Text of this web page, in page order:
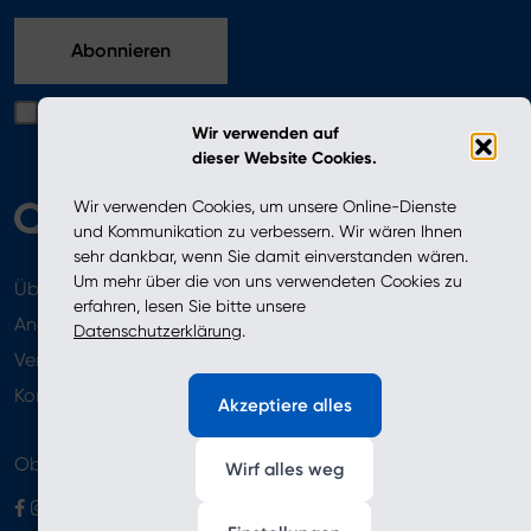
Wir verwenden auf
dieser Website Cookies.
Wir verwenden Cookies, um unsere Online-Dienste
und Kommunikation zu verbessern. Wir wären Ihnen
sehr dankbar, wenn Sie damit einverstanden wären.
Um mehr über die von uns verwendeten Cookies zu
erfahren, lesen Sie bitte unsere
Datenschutzerklärung.
Akzeptiere alles
Wirf alles weg
Produktkatalog
Ich bestätige, dass ich die in der Datenschutzerklärung
enthaltenen Bedingungen gelesen habe
Über uns
Angebot
Aktuelles
Verkaufsstellen
Kontakt
Obserwuj nas